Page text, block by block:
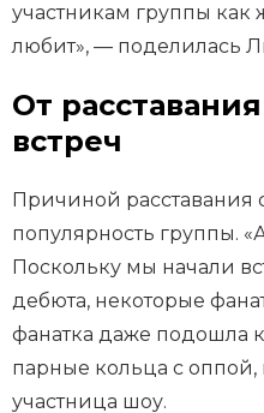
участникам группы
любит», — поделилась
От
встреч
Причиной расставания
популярность группы.
Поскольку мы начали
дебюта, некоторые
фанатка даже подошла
парные кольца с
участница шоу.